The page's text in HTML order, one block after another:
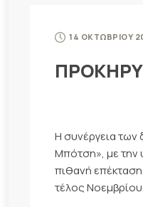
14 ΟΚΤΩΒΡΙΟΥ
Η συνέργεια των
Μπότση», με την
πιθανή
τέλος